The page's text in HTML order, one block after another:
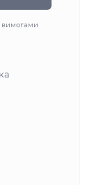
вимогами